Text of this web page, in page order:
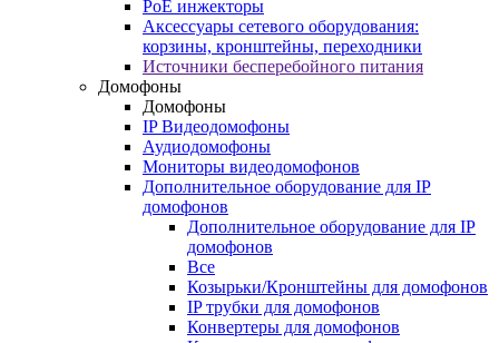
PoE инжекторы
Аксессуары сетевого оборудования:
корзины, кронштейны, переходники
Источники бесперебойного питания
Домофоны
Домофоны
IP Видеодомофоны
Аудиодомофоны
Мониторы видеодомофонов
Дополнительное оборудование для IP
домофонов
Дополнительное оборудование для IP
домофонов
Все
Козырьки/Кронштейны для домофонов
IP трубки для домофонов
Конвертеры для домофонов